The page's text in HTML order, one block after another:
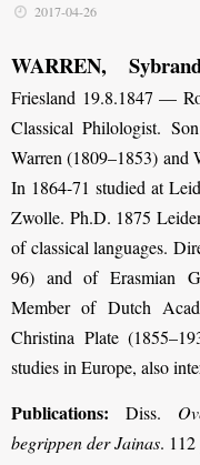
2017-04-26
WARREN,
Friesland 19.8.1847 —
Classical Philologist.
Warren (1809–1853) and
In 1864-71 studied at
Zwolle. Ph.D. 1875
of classical languages.
96) and of Erasmian
Member of Dutch
Christina Plate
studies in Europe, also
Publications: Diss.
begrippen der Jainas.